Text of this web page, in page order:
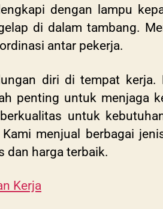
dengan lampu
di dalam tambang.
antar pekerja.
diri di tempat kerja.
penting untuk menjaga
untuk
menjual berbagai
dan harga terbaik.
Kerja